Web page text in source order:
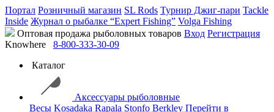
Портал Розничный магазин SL Rods Турнир Джиг-пари Tackle
Inside Журнал о рыбалке “Expert Fishing” Volga Fishing
Оптовая продажа рыболовных товаров Вход Регистрация
Knowhere
8-800-333-30-09
Каталог
Аксессуары рыболовные
Весы Kosadaka Rapala Stonfo Berkley Перейти в